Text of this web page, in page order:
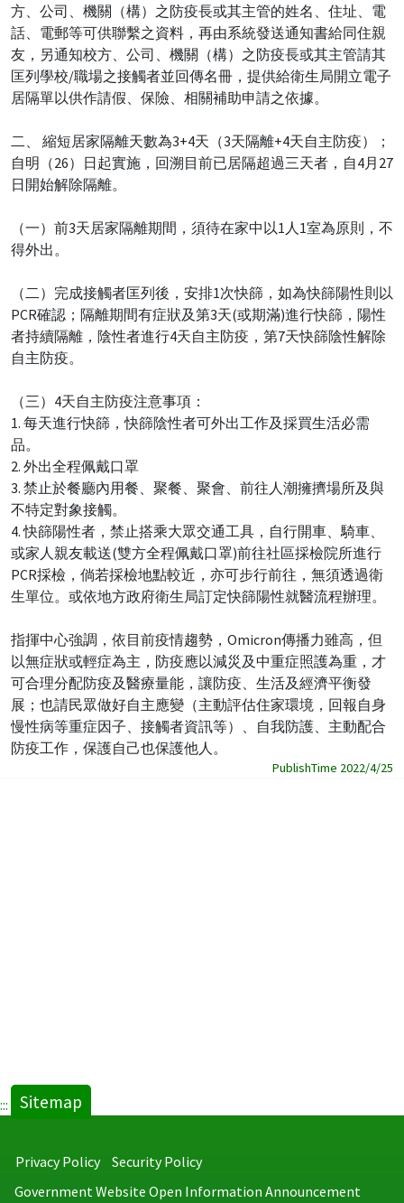
方、公司、機關（構）之防疫長或其主管的姓名、住址、電
話、電郵等可供聯繫之資料，再由系統發送通知書給同住親
友，另通知校方、公司、機關（構）之防疫長或其主管請其
匡列學校/職場之接觸者並回傳名冊，提供給衛生局開立電子
居隔單以供作請假、保險、相關補助申請之依據。
二、 縮短居家隔離天數為3+4天（3天隔離+4天自主防疫）；
自明（26）日起實施，回溯目前已居隔超過三天者，自4月27
日開始解除隔離。
（一）前3天居家隔離期間，須待在家中以1人1室為原則，不
得外出。
（二）完成接觸者匡列後，安排1次快篩，如為快篩陽性則以
PCR確認；隔離期間有症狀及第3天(或期滿)進行快篩，陽性
者持續隔離，陰性者進行4天自主防疫，第7天快篩陰性解除
自主防疫。
（三）4天自主防疫注意事項：
1. 每天進行快篩，快篩陰性者可外出工作及採買生活必需
品。
2. 外出全程佩戴口罩
3. 禁止於餐廳內用餐、聚餐、聚會、前往人潮擁擠場所及與
不特定對象接觸。
4. 快篩陽性者，禁止搭乘大眾交通工具，自行開車、騎車、
或家人親友載送(雙方全程佩戴口罩)前往社區採檢院所進行
PCR採檢，倘若採檢地點較近，亦可步行前往，無須透過衛
生單位。或依地方政府衛生局訂定快篩陽性就醫流程辦理。
指揮中心強調，依目前疫情趨勢，Omicron傳播力雖高，但
以無症狀或輕症為主，防疫應以減災及中重症照護為重，才
可合理分配防疫及醫療量能，讓防疫、生活及經濟平衡發
展；也請民眾做好自主應變（主動評估住家環境，回報自身
慢性病等重症因子、接觸者資訊等）、自我防護、主動配合
防疫工作，保護自己也保護他人。
PublishTime 2022/4/25
::: Sitemap
Privacy Policy
Security Policy
Government Website Open Information Announcement